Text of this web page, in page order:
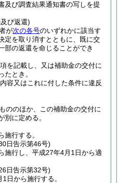
及び調査結果通知書の写しを提
び返還)
が次の各号のいずれかに該当す
定を取り消すとともに、既に交
部の返還を命じることができ
を記載し、又は補助金の交付に
たとき。
容又はこれに付した条件に違反
ののほか、この補助金の交付に
別に定める。
施行する。
日告示第46号)
施行し、平成27年4月1日から適
日告示第32号)
日から施行する。